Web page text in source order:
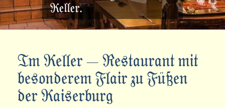
Keller.
Im Keller – Restaurant mit
besonderem Flair zu Füßen
der Kaiserburg